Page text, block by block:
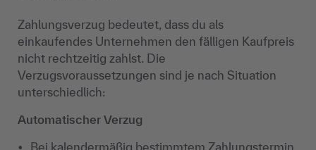
Zahlungsverzug bedeutet, dass du als
einkaufendes Unternehmen den fälligen Kaufpreis
nicht rechtzeitig zahlst. Die
Verzugsvoraussetzungen sind je nach Situation
unterschiedlich:
Automatischer Verzug
Bei kalendermäßig bestimmtem Zahlungstermin